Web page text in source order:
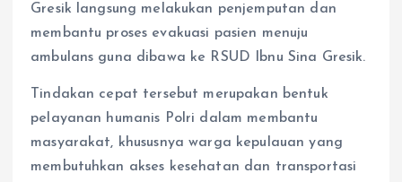
Gresik langsung melakukan penjemputan dan
membantu proses evakuasi pasien menuju
ambulans guna dibawa ke RSUD Ibnu Sina Gresik.
Tindakan cepat tersebut merupakan bentuk
pelayanan humanis Polri dalam membantu
masyarakat, khususnya warga kepulauan yang
membutuhkan akses kesehatan dan transportasi